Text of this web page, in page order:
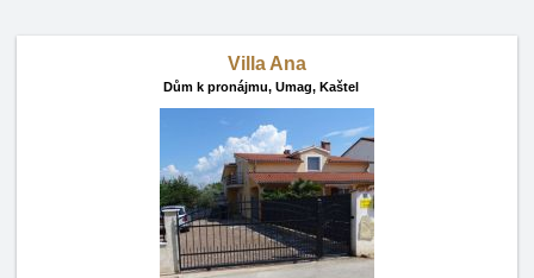
Villa Ana
Dům k pronájmu, Umag, Kaštel